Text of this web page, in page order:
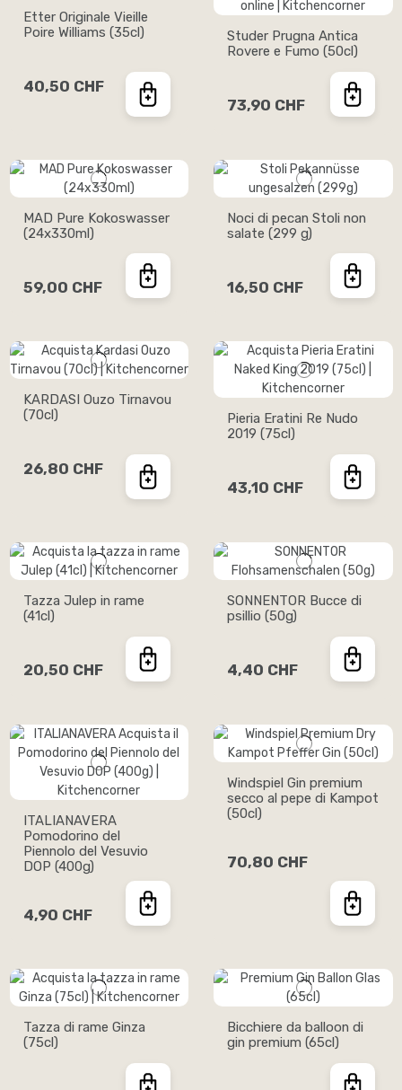
Etter Originale Vieille
Poire Williams (35cl)
40,50 CHF
Studer Prugna Antica
Rovere e Fumo (50cl)
73,90 CHF
MAD Pure Kokoswasser
(24x330ml)
59,00 CHF
Noci di pecan Stoli non
salate (299 g)
16,50 CHF
KARDASI Ouzo Tirnavou
(70cl)
26,80 CHF
Pieria Eratini Re Nudo
2019 (75cl)
43,10 CHF
Tazza Julep in rame
(41cl)
20,50 CHF
SONNENTOR Bucce di
psillio (50g)
4,40 CHF
ITALIANAVERA
Pomodorino del
Piennolo del Vesuvio
DOP (400g)
4,90 CHF
Windspiel Gin premium
secco al pepe di Kampot
(50cl)
70,80 CHF
Tazza di rame Ginza
(75cl)
Bicchiere da balloon di
gin premium (65cl)